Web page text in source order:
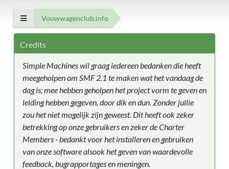
Vouwwagenclub.info
Credits
Simple Machines wil graag iedereen bedanken die heeft
meegeholpen om SMF 2.1 te maken wat het vandaag de
dag is; mee hebben geholpen het project vorm te geven en
leiding hebben gegeven, door dik en dun. Zonder jullie
zou het niet mogelijk zijn geweest. Dit heeft ook zeker
betrekking op onze gebruikers en zeker de Charter
Members - bedankt voor het installeren en gebruiken
van onze software alsook het geven van waardevolle
feedback, bugrapportages en meningen.